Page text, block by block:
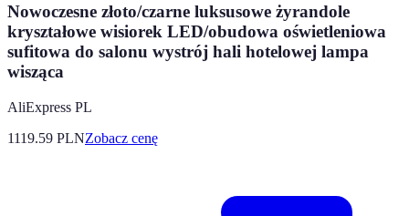
Nowoczesne złoto/czarne luksusowe żyrandole
kryształowe wisiorek LED/obudowa oświetleniowa
sufitowa do salonu wystrój hali hotelowej lampa
wisząca
AliExpress PL
1119.59 PLNZobacz cenę